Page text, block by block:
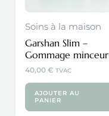
Soins à la maison
Garshan Slim –
Gommage minceur
40,00 € TVAC
AJOUTER AU
PANIER